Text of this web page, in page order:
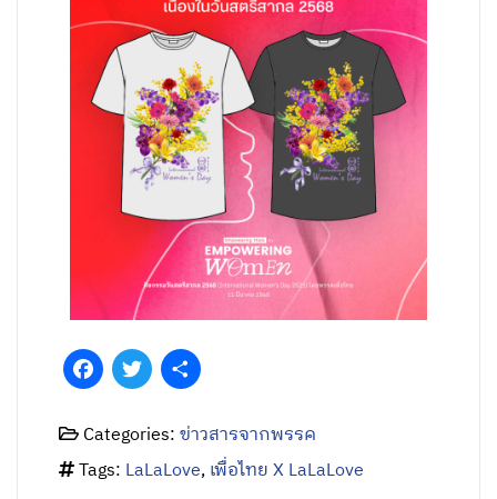
FacebookTwitter
Categories:ข่าวสารจากพรรค
Tags: LaLaLove,เพื่อไทย X LaLaLove